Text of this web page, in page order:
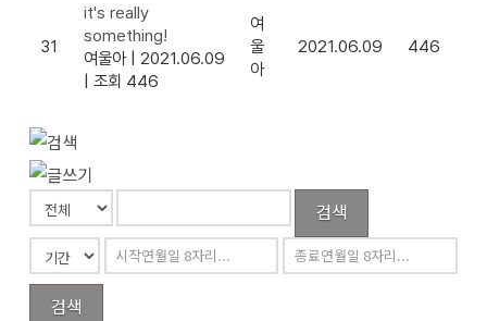
31
it's really
something!
여울아 | 2021.06.09
| 조회 446
여
울
아
2021.06.09 446
검색
검색